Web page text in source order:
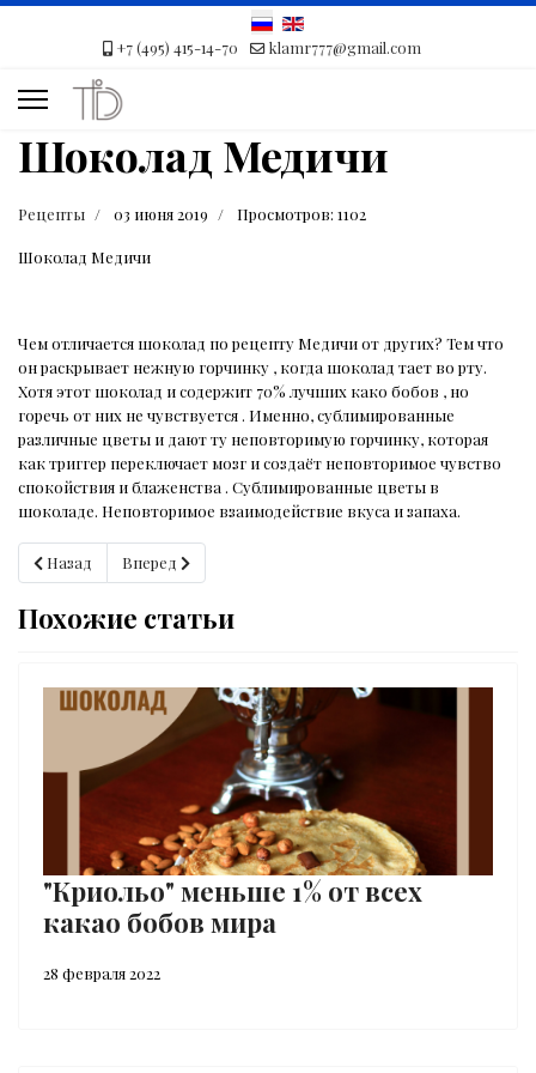
+7 (495) 415-14-70 klamr777@gmail.com
Шоколад Медичи
Рецепты 03 июня 2019 Просмотров: 1102
Шоколад Медичи
Чем отличается шоколад по рецепту Медичи от других? Тем что
он раскрывает нежную горчинку , когда шоколад тает во рту.
Хотя этот шоколад и содержит 70% лучших како бобов , но
горечь от них не чувствуется . Именно, сублимированные
различные цветы и дают ту неповторимую горчинку, которая
как триггер переключает мозг и создаёт неповторимое чувство
спокойствия и блаженства . Сублимированные цветы в
шоколаде. Неповторимое взаимодействие вкуса и запаха.
Предыдущий: Жасмин, шоколад и стресс
Назад Следующий: Тайны рецептов шоколада Медичи
Вперед
Похожие статьи
"Криольо" меньше 1% от всех
какао бобов мира
28 февраля 2022